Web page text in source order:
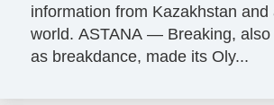
information from Kazakhstan and
world. ASTANA — Breaking, also
as breakdance, made its Oly...